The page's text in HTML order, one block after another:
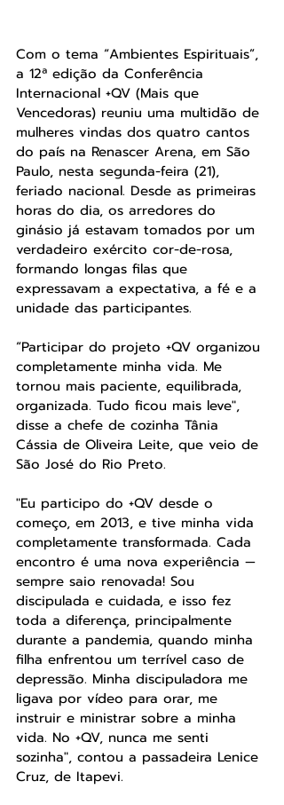
Com o tema “Ambientes Espirituais”,
a 12ª edição da Conferência
Internacional +QV (Mais que
Vencedoras) reuniu uma multidão de
mulheres vindas dos quatro cantos
do país na Renascer Arena, em São
Paulo, nesta segunda-feira (21),
feriado nacional. Desde as primeiras
horas do dia, os arredores do
ginásio já estavam tomados por um
verdadeiro exército cor-de-rosa,
formando longas filas que
expressavam a expectativa, a fé e a
unidade das participantes.
“Participar do projeto +QV organizou
completamente minha vida. Me
tornou mais paciente, equilibrada,
organizada. Tudo ficou mais leve",
disse a chefe de cozinha Tânia
Cássia de Oliveira Leite, que veio de
São José do Rio Preto.
"Eu participo do +QV desde o
começo, em 2013, e tive minha vida
completamente transformada. Cada
encontro é uma nova experiência —
sempre saio renovada! Sou
discipulada e cuidada, e isso fez
toda a diferença, principalmente
durante a pandemia, quando minha
filha enfrentou um terrível caso de
depressão. Minha discipuladora me
ligava por vídeo para orar, me
instruir e ministrar sobre a minha
vida. No +QV, nunca me senti
sozinha", contou a passadeira Lenice
Cruz, de Itapevi.